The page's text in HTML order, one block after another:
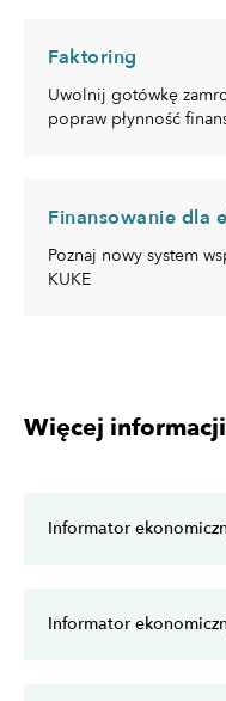
Faktoring
Uwolnij gotówkę
popraw płynność
Finansowanie dla
Poznaj nowy system
KUKE
Więcej informacji
Informator
Informator